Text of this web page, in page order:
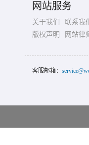
网站服务
关于我们 联系我们
版权声明
网站律
客服邮箱：